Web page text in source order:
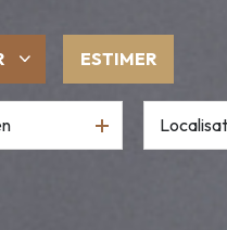
ESTIMER